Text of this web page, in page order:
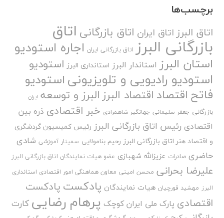
برچسب‌ها
اتاق البرزاتاق ایران اتاق بازرگانی اتاق
بازرگانی البرز اتاق بازرگانی ایران اجاره استودیو
استان البرز استاندار البرز استانداری البرز استودیو
استودیو رادیویی و تلویزیونیاستودیو
فاتح اقتصاد اقتصاد البرزالبرز و توسعه ایران
بازرگانی جعفر سلیمانی جهانگیر شاهمرادی خبر اقتصادی ذره بین
اقتصادی رئیس اتاق بازرگانی البرز رئیس کمیسیون گردشگری
و اقتصاد هنر اتاق بازرگانی البرز رحیم بنامولایی سمینار آموزشی شادی
حاضری صادرات عزیزالله شهبازی عضو هیات نمایندگان اتاق بازرگانی البرز
علیرضا بحرانی محسن امینی معاون هماهنگی امور اقتصادی استانداری
البرز مهشید قورچیان هیات نمایندگان پادکست پادکست
اقتصادی پارک ملی ایران کوچک پرهام رضایی کارت